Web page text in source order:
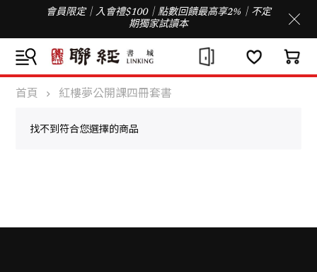
會員限定｜入會禮$100｜點數回饋最高享2%｜不定
期獨家試讀本
首頁 紅樓夢公開課四冊套書
找不到符合您選擇的商品